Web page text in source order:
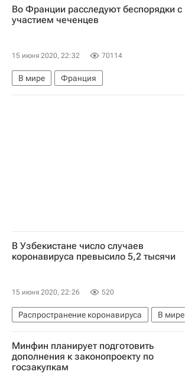
Во Франции расследуют беспорядки с
участием чеченцев
15 июня 2020, 22:32 70114
В мире
Франция
Министерство внутренних дел Франции
В Узбекистане число случаев
коронавируса превысило 5,2 тысячи
15 июня 2020, 22:26 520
Распространение коронавируса
В мире
Узбекистан
Коронавирус COVID-19
Минфин планирует подготовить
дополнения к законопроекту по
госзакупкам